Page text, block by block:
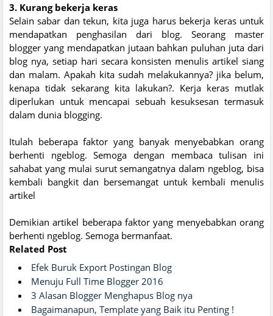
3. Kurang bekerja keras
Selain sabar dan tekun, kita juga harus bekerja keras untuk
mendapatkan penghasilan dari blog. Seorang master
blogger yang mendapatkan jutaan bahkan puluhan juta dari
blog nya, setiap hari secara konsisten menulis artikel siang
dan malam. Apakah kita sudah melakukannya? jika belum,
kenapa tidak sekarang kita lakukan?. Kerja keras mutlak
diperlukan untuk mencapai sebuah kesuksesan termasuk
dalam dunia blogging.
Itulah beberapa faktor yang banyak menyebabkan orang
berhenti ngeblog. Semoga dengan membaca tulisan ini
sahabat yang mulai surut semangatnya dalam ngeblog, bisa
kembali bangkit dan bersemangat untuk kembali menulis
artikel
Demikian artikel beberapa faktor yang menyebabkan orang
berhenti ngeblog. Semoga bermanfaat.
Related Post
Efek Buruk Export Postingan Blog
Menuju Full Time Blogger 2016
3 Alasan Blogger Menghapus Blog nya
Bagaimanapun, Template yang Baik itu Penting !